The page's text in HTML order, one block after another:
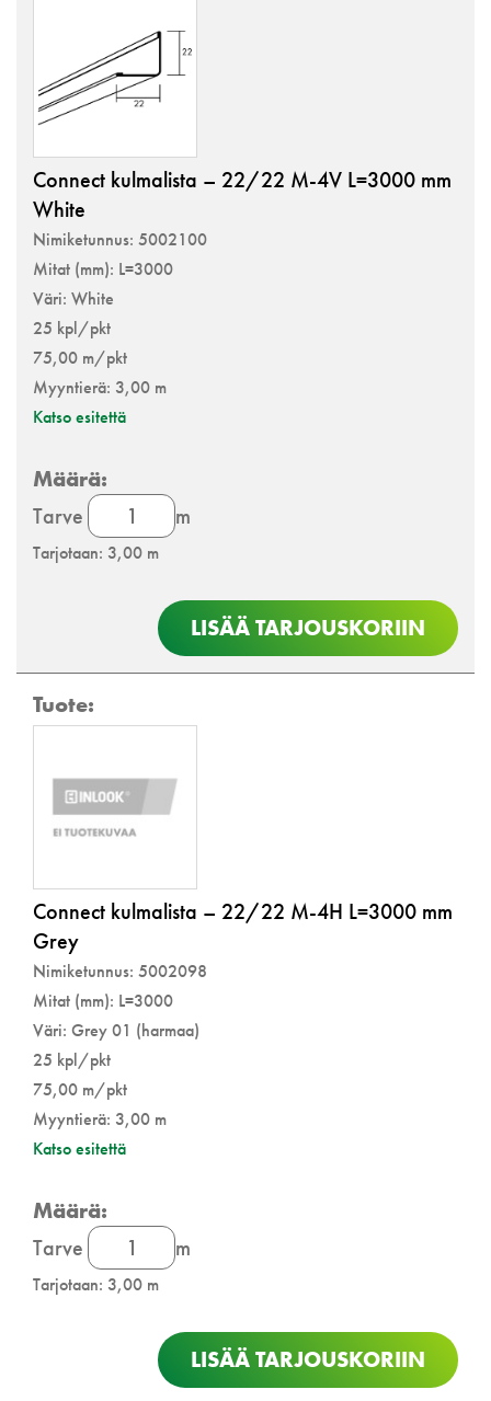
Connect kulmalista – 22/22 M-4V L=3000 mm
White
Nimiketunnus: 5002100
Mitat (mm): L=3000
Väri: White
25 kpl/pkt
75,00 m/pkt
Myyntierä: 3,00 m
Katso esitettä
TarveConnect
kulmalista
määrä
m
Tarjotaan: 3,00 m
LISÄÄ TARJOUSKORIIN
Connect kulmalista – 22/22 M-4H L=3000 mm
Grey
Nimiketunnus: 5002098
Mitat (mm): L=3000
Väri: Grey 01 (harmaa)
25 kpl/pkt
75,00 m/pkt
Myyntierä: 3,00 m
Katso esitettä
TarveConnect
kulmalista
määrä
m
Tarjotaan: 3,00 m
LISÄÄ TARJOUSKORIIN